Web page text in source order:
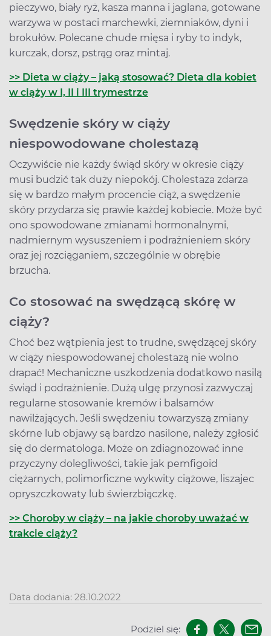
pieczywo, biały ryż, kasza manna i jaglana, gotowane
warzywa w postaci marchewki, ziemniaków, dyni i
brokułów. Polecane chude mięsa i ryby to indyk,
kurczak, dorsz, pstrąg oraz mintaj.
>> Dieta w ciąży – jaką stosować? Dieta dla kobiet
w ciąży w I, II i III trymestrze
Swędzenie skóry w ciąży
niespowodowane cholestazą
Oczywiście nie każdy świąd skóry w okresie ciąży
musi budzić tak duży niepokój. Cholestaza zdarza
się w bardzo małym procencie ciąż, a swędzenie
skóry przydarza się prawie każdej kobiecie. Może być
ono spowodowane zmianami hormonalnymi,
nadmiernym wysuszeniem i podrażnieniem skóry
oraz jej rozciąganiem, szczególnie w obrębie
brzucha.
Co stosować na swędzącą skórę w
ciąży?
Choć bez wątpienia jest to trudne, swędzącej skóry
w ciąży niespowodowanej cholestazą nie wolno
drapać! Mechaniczne uszkodzenia dodatkowo nasilą
świąd i podrażnienie. Dużą ulgę przynosi zazwyczaj
regularne stosowanie kremów i balsamów
nawilżających. Jeśli swędzeniu towarzyszą zmiany
skórne lub objawy są bardzo nasilone, należy zgłosić
się do dermatologa. Może on zdiagnozować inne
przyczyny dolegliwości, takie jak pemfigoid
ciężarnych, polimorficzne wykwity ciążowe, liszajec
opryszczkowaty lub świerzbiączkę.
>> Choroby w ciąży – na jakie choroby uważać w
trakcie ciąży?
Data dodania: 28.10.2022
Podziel się: